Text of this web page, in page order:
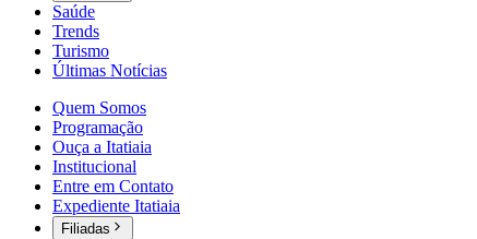
Saúde
Trends
Turismo
Últimas Notícias
Quem Somos
Programação
Ouça a Itatiaia
Institucional
Entre em Contato
Expediente Itatiaia
Filiadas